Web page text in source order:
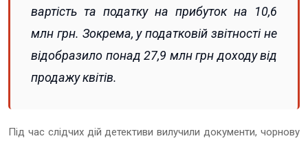
вартість та податку на прибуток на 10,6
млн грн. Зокрема, у податковій звітності не
відобразило понад 27,9 млн грн доходу від
продажу квітів.
Під час слідчих дій детективи вилучили документи, чорнову